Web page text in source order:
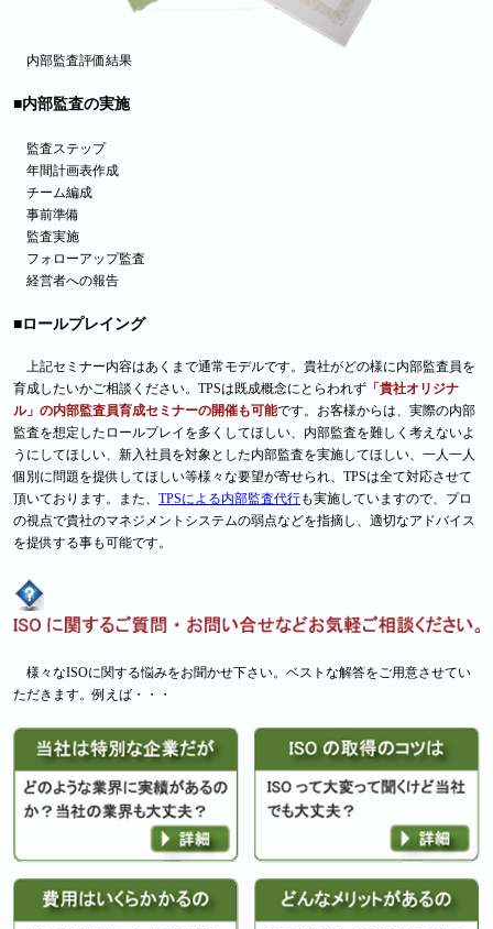
内部監査評価結果
■内部監査の実施
監査ステップ
年間計画表作成
チーム編成
事前準備
監査実施
フォローアップ監査
経営者への報告
■ロールプレイング
上記セミナー内容はあくまで通常モデルです。貴社がどの様に内部監査員を
育成したいかご相談ください。TPSは既成概念にとらわれず 「貴社オリジナ
ル」の内部監査員育成セミナーの開催も可能です。お客様からは、実際の内部
監査を想定したロールプレイを多くしてほしい、内部監査を難しく考えないよ
うにしてほしい、新入社員を対象とした内部監査を実施してほしい、一人一人
個別に問題を提供してほしい等様々な要望が寄せられ、TPSは全て対応させて
頂いております。また、 TPSによる内部監査代行も実施していますので、プロ
の視点で貴社のマネジメントシステムの弱点などを指摘し、適切なアドバイス
を提供する事も可能です。
様々なISOに関する悩みをお聞かせ下さい。ベストな解答をご用意させてい
ただきます。例えば・・・